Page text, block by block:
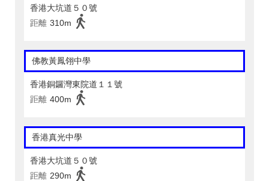
香港大坑道５０號
距離 310m
佛教黃鳳翎中學
香港銅鑼灣東院道１１號
距離 400m
香港真光中學
香港大坑道５０號
距離 290m